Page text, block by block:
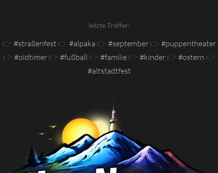
letzte Treffer:
👉 #straßenfest 👉 #alpaka 👉 #september👉 #puppentheater
👉 #oldtimer👉 #fußball 👉 #familie👉 #kinder👉 #ostern 👉
#altstadtfest